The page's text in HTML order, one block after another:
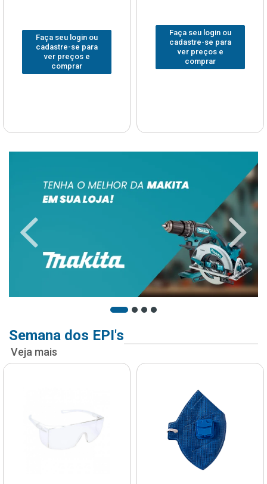
Faça seu login ou
cadastre-se para
ver preços e
comprar
Faça seu login ou
cadastre-se para
ver preços e
comprar
Semana dos EPI's
Veja mais